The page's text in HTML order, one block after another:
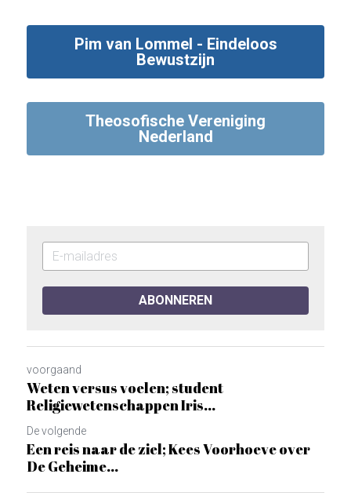
Pim van Lommel - Eindeloos
Bewustzijn
Theosofische Vereniging
Nederland
ABONNEREN
voorgaand
Weten versus voelen; student
Religiewetenschappen Iris...
De volgende
Een reis naar de ziel; Kees Voorhoeve over
De Geheime...